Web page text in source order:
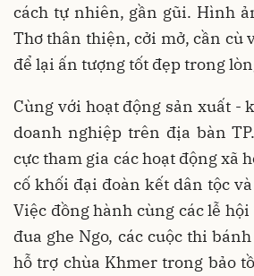
cách tự nhiên, gần gũi. Hình
Thơ thân thiện, cởi mở, cần cù
để lại ấn tượng tốt đẹp trong
Cùng với hoạt động sản xuất -
doanh nghiệp trên địa bàn
cực tham gia các hoạt động xã
cố khối đại đoàn kết dân tộc
Việc đồng hành cùng các lễ
đua ghe Ngo, các cuộc thi
hỗ trợ chùa Khmer trong bảo